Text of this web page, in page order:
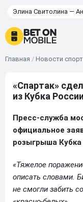
Элина Свитолина —
Главная / Новости
«Спартак»
из Кубка России
Пресс-служба
официальное
розыгрыша Кубка
«Тяжелое
описать словами.
не смогли забить